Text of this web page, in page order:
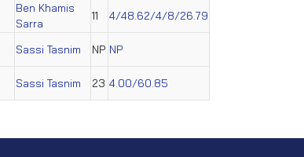
Ben Khamis
Sarra
11 4/48.62/4/8/26.79
Sassi Tasnim NP NP
Sassi Tasnim 23 4.00/60.85